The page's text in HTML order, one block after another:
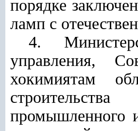
порядке
ламп с
4.
управления,
хокимиятам
промышленного